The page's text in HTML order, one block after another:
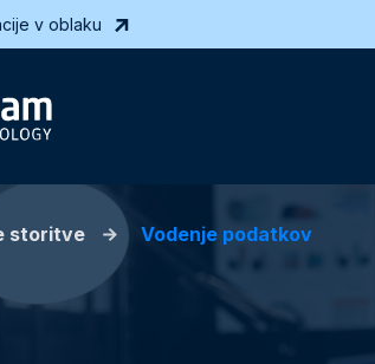
v oblaku
storitve Vodenje podatkov